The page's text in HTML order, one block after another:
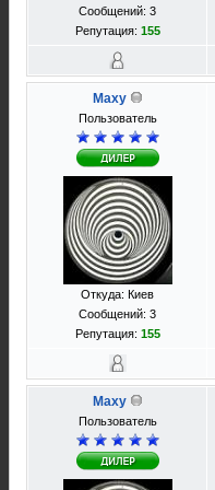
Сообщений: 3
Репутация: 155
Maxy
Пользователь
Откуда: Киев
Сообщений: 3
Репутация: 155
Maxy
Пользователь